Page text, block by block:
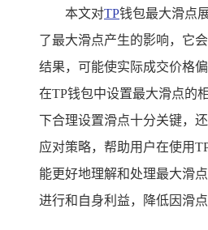
本文对TP钱包最大滑点
了最大滑点产生的影响，它
结果，可能使实际成交价格
在TP钱包中设置最大滑点的
下合理设置滑点十分关键，
应对策略，帮助用户在使用
能更好地理解和处理最大滑
进行和自身利益，降低因滑